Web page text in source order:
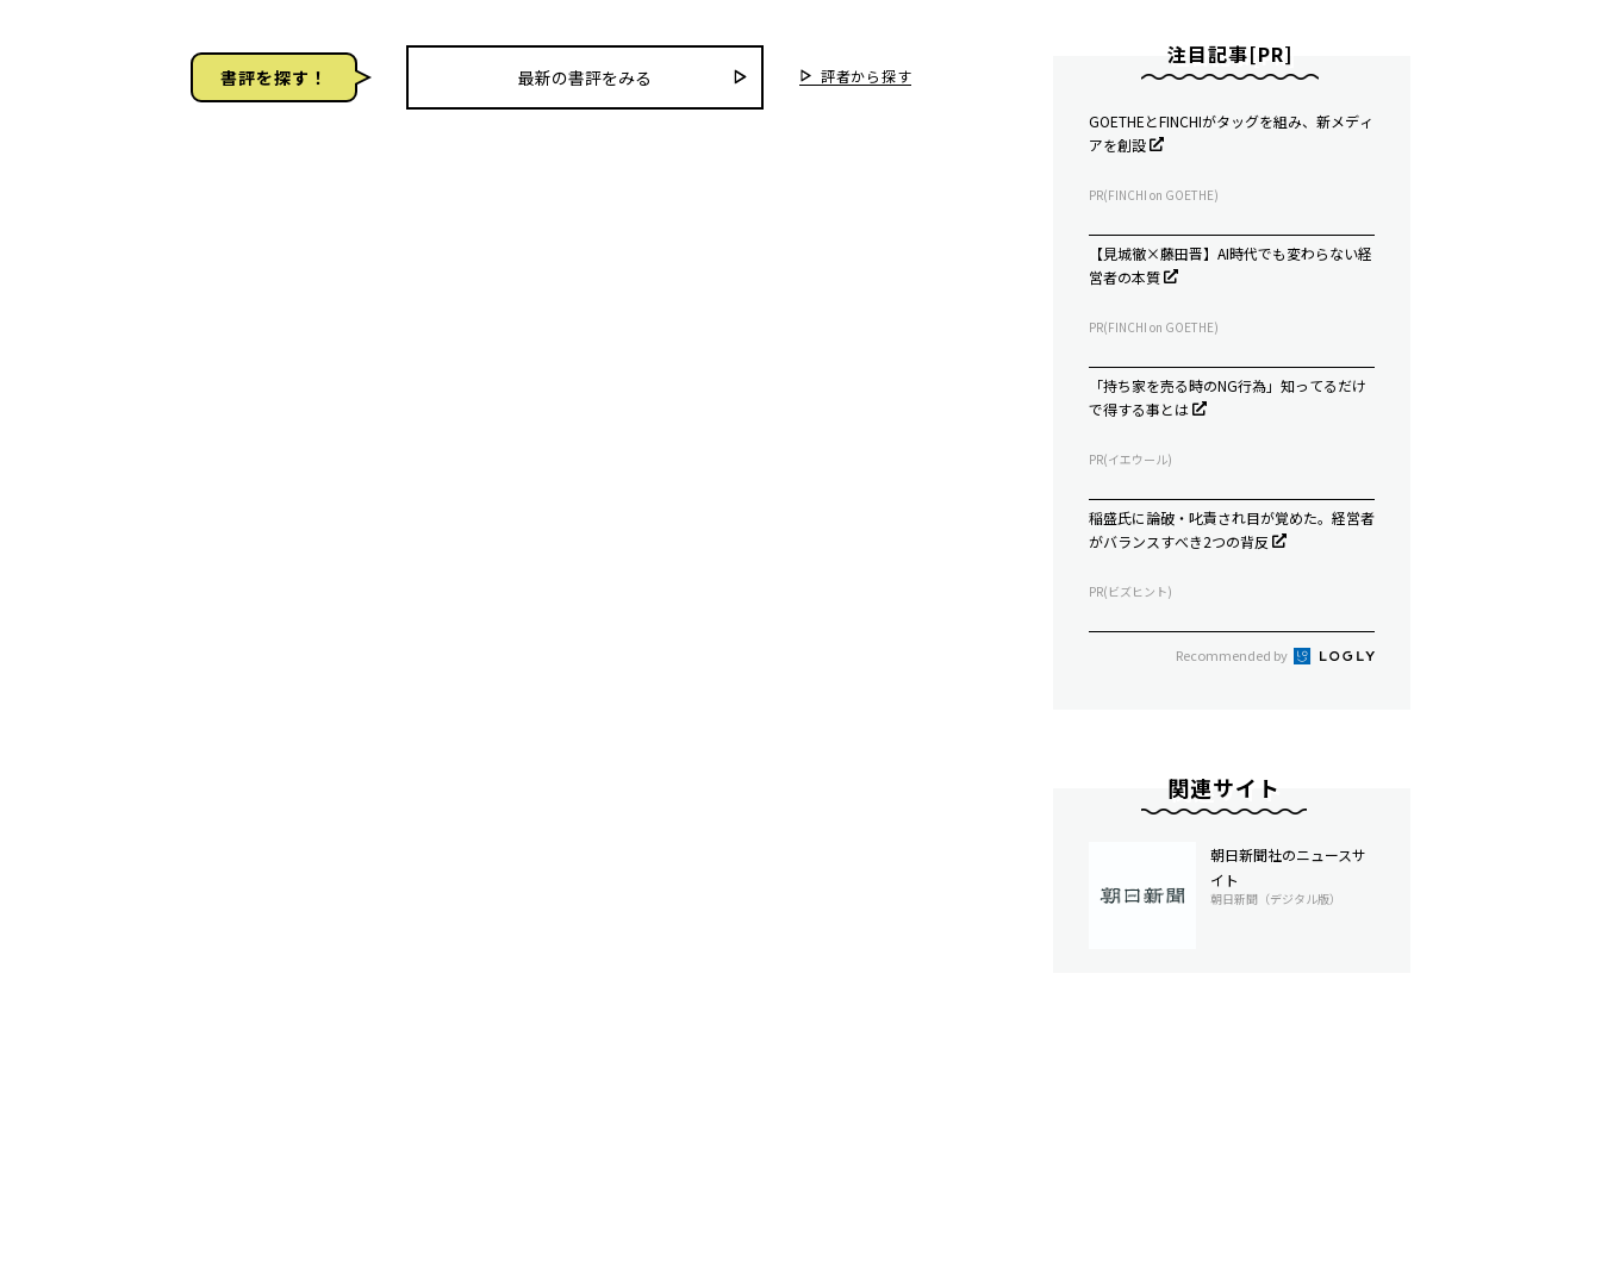
書評を探す！ 最新の書評をみる 評者から探す
注目記事[PR]
GOETHEとFINCHIがタッグを組み、新メディ
アを創設
PR(FINCHI on GOETHE)
【見城徹×藤田晋】AI時代でも変わらない経
営者の本質
PR(FINCHI on GOETHE)
「持ち家を売る時のNG行為」知ってるだけ
で得する事とは
PR(イエウール)
稲盛氏に論破・叱責され目が覚めた。経営者
がバランスすべき2つの背反
PR(ビズヒント)
Recommended by
関連サイト
朝日新聞社のニュースサ
イト
朝日新聞（デジタル版）